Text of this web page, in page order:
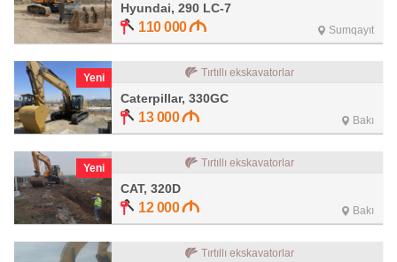
Hyundai, 290 LC-7
110 000 Sumqayıt
Yeni Tırtıllı ekskavatorlar
Caterpillar, 330GC
13 000 Bakı
Yeni Tırtıllı ekskavatorlar
CAT, 320D
12 000 Bakı
Tırtıllı ekskavatorlar